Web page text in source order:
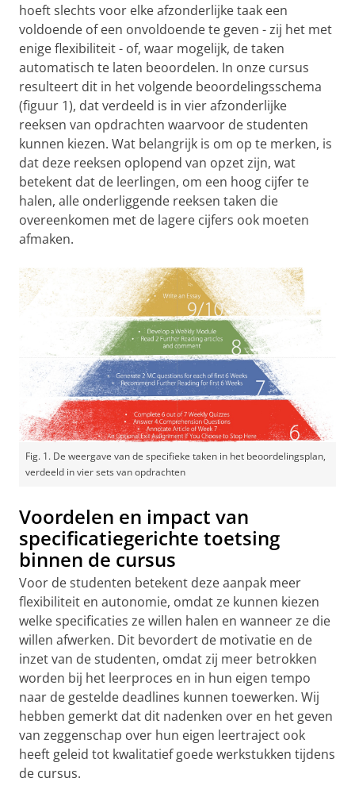
hoeft slechts voor elke afzonderlijke taak een
voldoende of een onvoldoende te geven - zij het met
enige flexibiliteit - of, waar mogelijk, de taken
automatisch te laten beoordelen. In onze cursus
resulteert dit in het volgende beoordelingsschema
(figuur 1), dat verdeeld is in vier afzonderlijke
reeksen van opdrachten waarvoor de studenten
kunnen kiezen. Wat belangrijk is om op te merken, is
dat deze reeksen oplopend van opzet zijn, wat
betekent dat de leerlingen, om een hoog cijfer te
halen, alle onderliggende reeksen taken die
overeenkomen met de lagere cijfers ook moeten
afmaken.
Fig. 1. De weergave van de specifieke taken in het beoordelingsplan,
verdeeld in vier sets van opdrachten
Voordelen en impact van
specificatiegerichte toetsing
binnen de cursus
Voor de studenten betekent deze aanpak meer
flexibiliteit en autonomie, omdat ze kunnen kiezen
welke specificaties ze willen halen en wanneer ze die
willen afwerken. Dit bevordert de motivatie en de
inzet van de studenten, omdat zij meer betrokken
worden bij het leerproces en in hun eigen tempo
naar de gestelde deadlines kunnen toewerken. Wij
hebben gemerkt dat dit nadenken over en het geven
van zeggenschap over hun eigen leertraject ook
heeft geleid tot kwalitatief goede werkstukken tijdens
de cursus.